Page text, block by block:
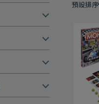
預設排序